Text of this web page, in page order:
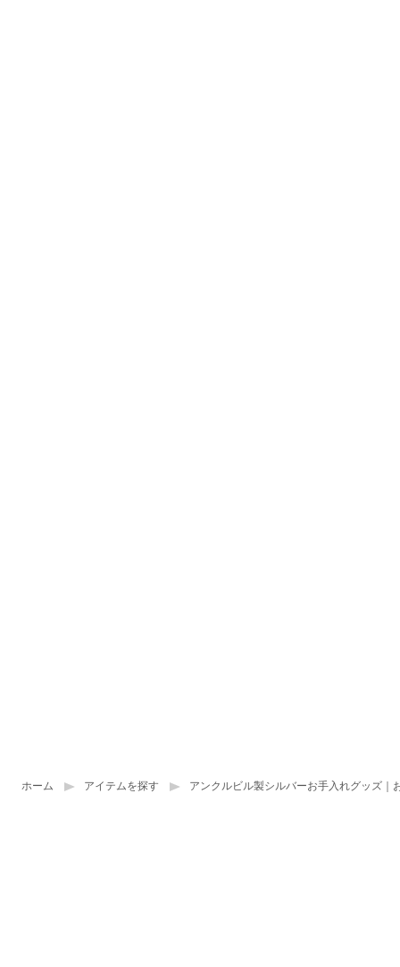
ホーム アイテムを探す アンクルビル製シルバーお手入れグッズ｜